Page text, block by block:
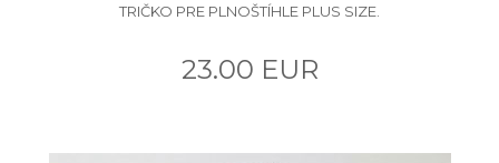
TRIČKO PRE PLNOŠTÍHLE PLUS SIZE.
23.00 EUR